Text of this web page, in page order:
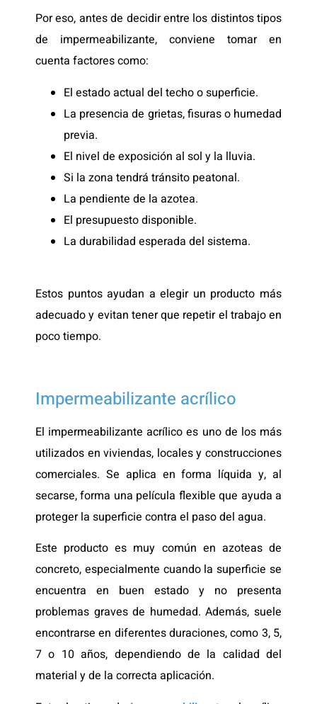
Por eso, antes de decidir entre los distintos tipos
de impermeabilizante, conviene tomar en
cuenta factores como:
El estado actual del techo o superficie.
La presencia de grietas, fisuras o humedad
previa.
El nivel de exposición al sol y la lluvia.
Si la zona tendrá tránsito peatonal.
La pendiente de la azotea.
El presupuesto disponible.
La durabilidad esperada del sistema.
Estos puntos ayudan a elegir un producto más
adecuado y evitan tener que repetir el trabajo en
poco tiempo.
Impermeabilizante acrílico
El impermeabilizante acrílico es uno de los más
utilizados en viviendas, locales y construcciones
comerciales. Se aplica en forma líquida y, al
secarse, forma una película flexible que ayuda a
proteger la superficie contra el paso del agua.
Este producto es muy común en azoteas de
concreto, especialmente cuando la superficie se
encuentra en buen estado y no presenta
problemas graves de humedad. Además, suele
encontrarse en diferentes duraciones, como 3, 5,
7 o 10 años, dependiendo de la calidad del
material y de la correcta aplicación.